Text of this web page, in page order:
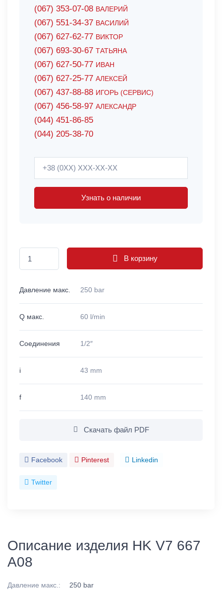
(067) 353-07-08 ВАЛЕРИЙ
(067) 551-34-37 ВАСИЛИЙ
(067) 627-62-77 ВИКТОР
(067) 693-30-67 ТАТЬЯНА
(067) 627-50-77 ИВАН
(067) 627-25-77 АЛЕКСЕЙ
(067) 437-88-88 ИГОРЬ (СЕРВИС)
(067) 456-58-97 АЛЕКСАНДР
(044) 451-86-85
(044) 205-38-70
Узнать о наличии
В корзину
Давление макс. 250 bar
Q макс. 60 l/min
Соединения 1/2″
i 43 mm
f 140 mm
Скачать файл PDF
Facebook Pinterest Linkedin
Twitter
Описание изделия HK V7 667
A08
Давление макс.: 250 bar